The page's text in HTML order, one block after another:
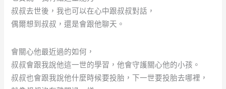
叔叔去世後，我也可以在心中跟叔叔對話，
偶爾想到叔叔，還是會跟他聊天。
會關心他最近過的如何，
叔叔會跟我說他這一世的學習，他會守護關心他的小孩。
叔叔也會跟我說他什麼時候要投胎，下一世要投胎去哪裡，